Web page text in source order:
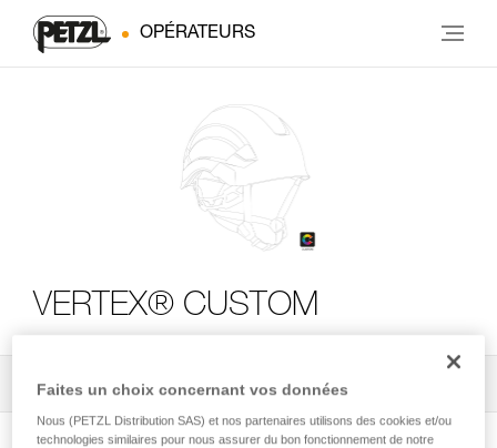
OPÉRATEURS
VERTEX® CUSTOM
Tous les conseils techniques 2
Faites un choix concernant vos données
Nous (PETZL Distribution SAS) et nos partenaires utilisons des cookies et/ou
technologies similaires pour nous assurer du bon fonctionnement de notre